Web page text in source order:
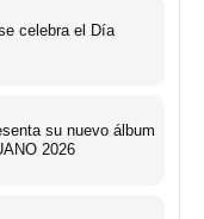
celebra el Día
su nuevo álbum
2026